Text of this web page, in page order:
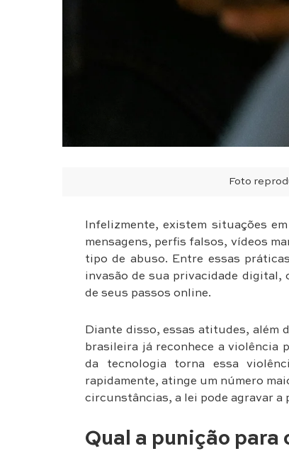
Foto
Infelizmente, existem situações
mensagens, perfis falsos, vídeos
tipo de abuso. Entre essas
invasão de sua privacidade digital,
de seus passos online.
Diante disso, essas atitudes, além
brasileira já reconhece a violência
da tecnologia torna essa
rapidamente, atinge um número
circunstâncias, a lei pode agravar a
Qual a punição